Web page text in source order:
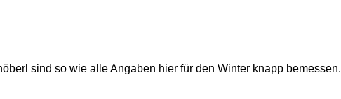
sind so wie alle Angaben hier für den Winter knapp bemessen.